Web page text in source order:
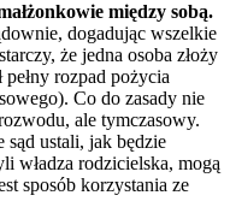
między sobą.
dogadując wszelkie
że jedna osoba złoży
rozpad pożycia
Co do zasady nie
ale tymczasowy.
sąd ustali, jak będzie
władza rodzicielska, mogą
sposób korzystania ze